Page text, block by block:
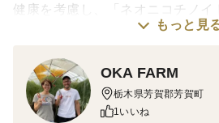
健康を考慮し、「ネオニコチノイ
肥料は有機肥料をメインに使用し
根元まで青く柔らかい、甘く旨み
もっと見
OKA FARM
栃木県芳賀郡芳賀町
1いいね